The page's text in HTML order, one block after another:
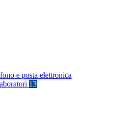
e posta elettronica
13